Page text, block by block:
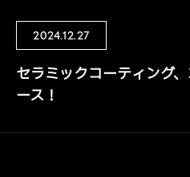
2024.12.27
セラミックコーティング
ース！